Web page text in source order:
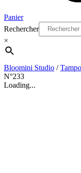
Panier
Rechercher
×
Bloomini Studio /
N°233
Loading...